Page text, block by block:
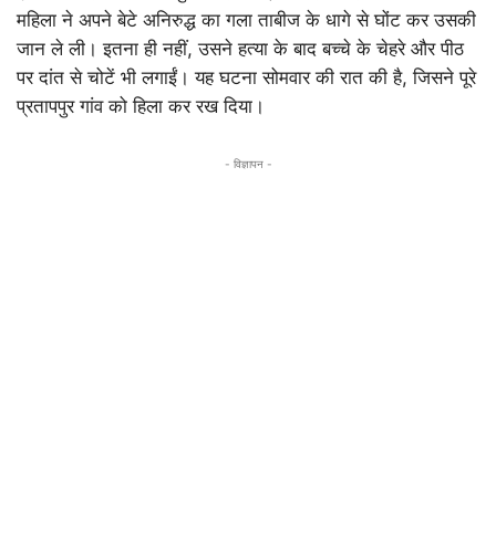
महिला ने अपने बेटे अनिरुद्ध का गला ताबीज के धागे से घोंट कर उसकी
जान ले ली। इतना ही नहीं, उसने हत्या के बाद बच्चे के चेहरे और पीठ
पर दांत से चोटें भी लगाईं। यह घटना सोमवार की रात की है, जिसने पूरे
प्रतापपुर गांव को हिला कर रख दिया।
- विज्ञापन -